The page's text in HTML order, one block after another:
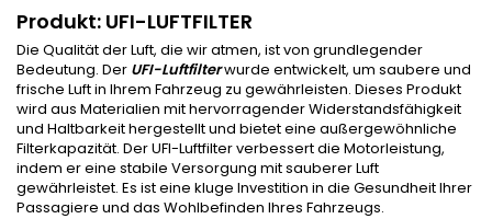
Produkt: UFI-LUFTFILTER
Die Qualität der Luft, die wir atmen, ist von grundlegender
Bedeutung. Der UFI-Luftfilterwurde entwickelt, um saubere und
frische Luft in Ihrem Fahrzeug zu gewährleisten. Dieses Produkt
wird aus Materialien mit hervorragender Widerstandsfähigkeit
und Haltbarkeit hergestellt und bietet eine außergewöhnliche
Filterkapazität. Der UFI-Luftfilter verbessert die Motorleistung,
indem er eine stabile Versorgung mit sauberer Luft
gewährleistet. Es ist eine kluge Investition in die Gesundheit Ihrer
Passagiere und das Wohlbefinden Ihres Fahrzeugs.